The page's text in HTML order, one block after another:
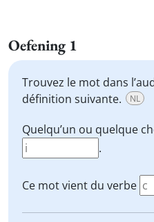
Oefening 1
Trouvez le mot dans
définition suivante.
NL
Quelqu’un ou quelque
.
Ce mot vient du verbe